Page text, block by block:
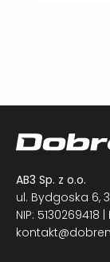
AB3 Sp. z o.o.
ul. Bydgoska 6,
NIP: 5130269418